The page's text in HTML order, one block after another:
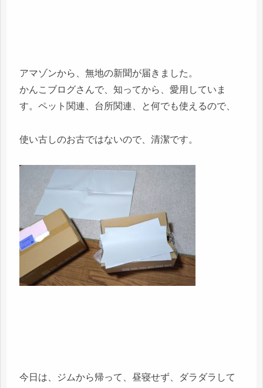
アマゾンから、無地の新聞が届きました。
かんこブログさんで、知ってから、愛用していま
す。ペット関連、台所関連、と何でも使えるので、
使い古しのお古ではないので、清潔です。
今日は、ジムから帰って、昼寝せず、ダラダラして